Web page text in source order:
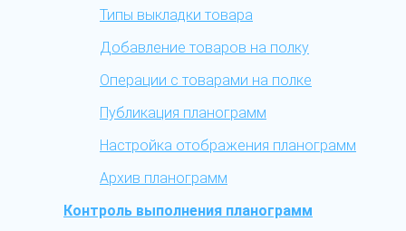
Типы выкладки товара
Добавление товаров на полку
Операции с товарами на полке
Публикация планограмм
Настройка отображения планограмм
Архив планограмм
Контроль выполнения планограмм